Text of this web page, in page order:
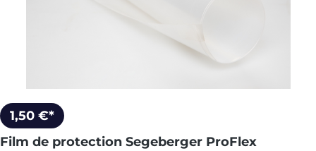
1,50 €*
Film de protection Segeberger ProFlex